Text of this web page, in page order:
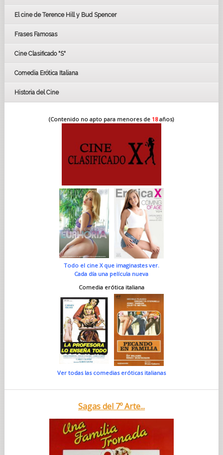
BAFTA
El cine de Terence Hill y Bud Spencer
Frases Famosas
Cine Clasificado "S"
Comedia Erótica Italiana
Historia del Cine
(Contenido no apto para menores de 18años)
Todo el cine X que imaginastes ver.
Cada día una película nueva
Comedia erótica italiana
Ver todas las comedias eróticas italianas
Sagas del 7º Arte...